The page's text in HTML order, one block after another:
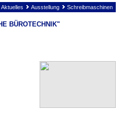
Aktuelles Ausstellung Schreibmaschinen
BÜROTECHNIK"